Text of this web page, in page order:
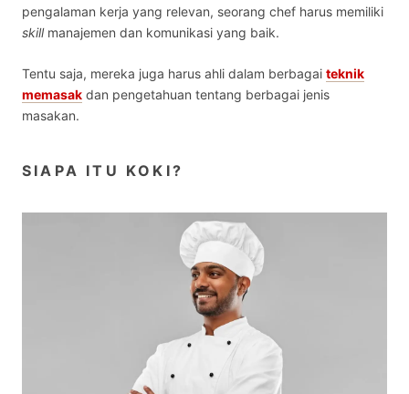
pengalaman kerja yang relevan, seorang chef harus memiliki
skill manajemen dan komunikasi yang baik.
Tentu saja, mereka juga harus ahli dalam berbagai teknik
memasak dan pengetahuan tentang berbagai jenis
masakan.
SIAPA ITU KOKI?